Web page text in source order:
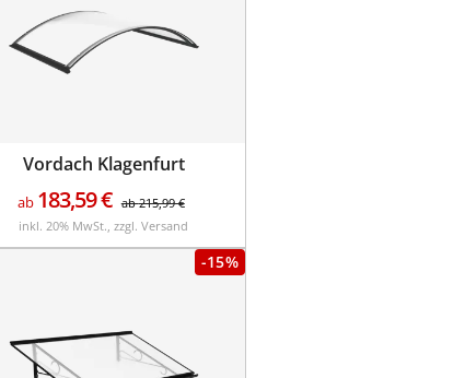
Vordach Klagenfurt
ab 183,59€ ab215,99€
inkl. 20% MwSt., zzgl. Versand
-15%